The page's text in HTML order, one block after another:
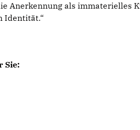
Anerkennung als immaterielles
Identität.“
Sie: